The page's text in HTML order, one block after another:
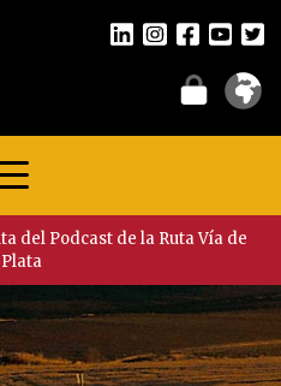
del Podcast de la Ruta Vía de